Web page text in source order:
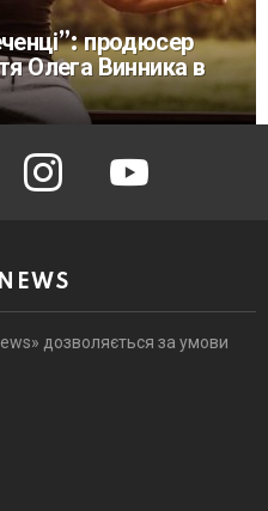
продюсер
Олега Винника в
instagram youtube
дозволяється за умови